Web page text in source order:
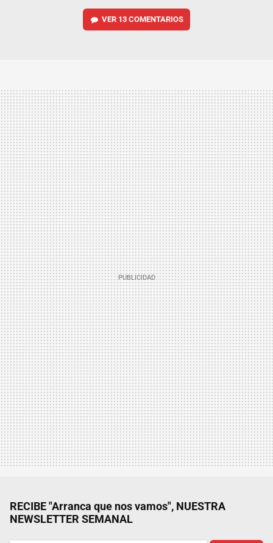
VER 13 COMENTARIOS
RECIBE "Arranca que nos vamos", NUESTRA
NEWSLETTER SEMANAL